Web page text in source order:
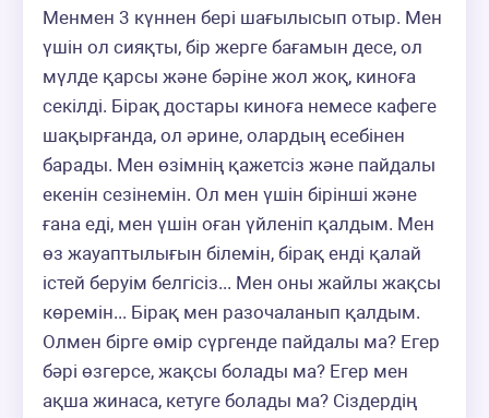
Менмен 3 күннен бері шағылысып отыр. Мен
үшін ол сияқты, бір жерге бағамын десе, ол
мүлде қарсы және бәріне жол жоқ, киноға
секілді. Бірақ достары киноға немесе кафеге
шақырғанда, ол әрине, олардың есебінен
барады. Мен өзімнің қажетсіз және пайдалы
екенін сезінемін. Ол мен үшін бірінші және
ғана еді, мен үшін оған үйленіп қалдым. Мен
өз жауаптылығын білемін, бірақ енді қалай
істей беруім белгісіз... Мен оны жайлы жақсы
көремін... Бірақ мен разочаланып қалдым.
Олмен бірге өмір сүргенде пайдалы ма? Егер
бәрі өзгерсе, жақсы болады ма? Егер мен
ақша жинаса, кетуге болады ма? Сіздердің